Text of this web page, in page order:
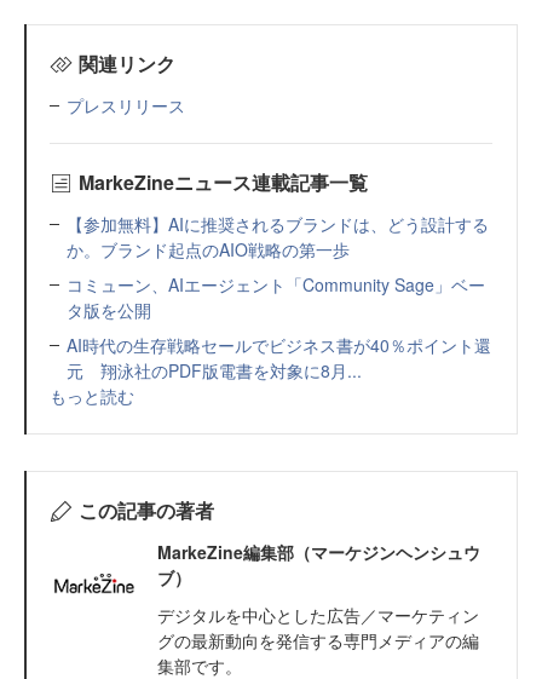
関連リンク
プレスリリース
MarkeZineニュース連載記事一覧
【参加無料】AIに推奨されるブランドは、どう設計する
か。ブランド起点のAIO戦略の第一歩
コミューン、AIエージェント「Community Sage」ベー
タ版を公開
AI時代の生存戦略セールでビジネス書が40％ポイント還
元 翔泳社のPDF版電書を対象に8月...
もっと読む
この記事の著者
MarkeZine編集部（マーケジンヘンシュウ
ブ）
デジタルを中心とした広告／マーケティン
グの最新動向を発信する専門メディアの編
集部です。